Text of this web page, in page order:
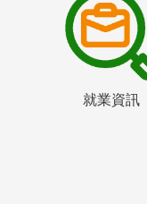
就業資訊